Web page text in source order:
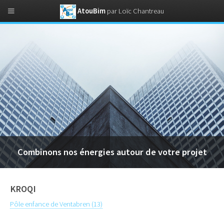
Combinons nos énergies autour de votre projet
KROQI
Pôle enfance de Ventabren (13)
AtouBim par Loïc Chantreau